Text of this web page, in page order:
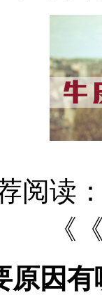
阅读
《
原因有